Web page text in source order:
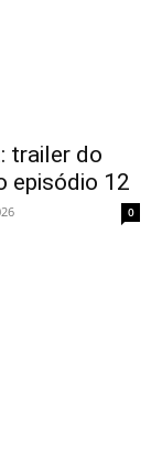
trailer do
episódio 12
0